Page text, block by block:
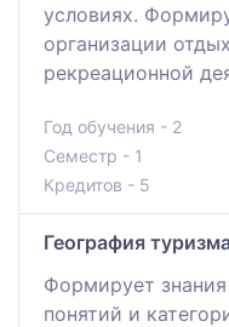
условиях.
организации
рекреационной
Год обучения - 2
Семестр - 1
Кредитов - 5
География
Формирует
понятий и